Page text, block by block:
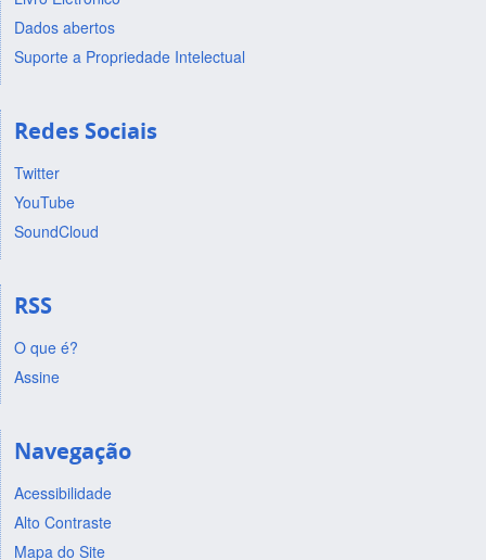
Dados abertos
Suporte a Propriedade Intelectual
Redes Sociais
Twitter
YouTube
SoundCloud
RSS
O que é?
Assine
Navegação
Acessibilidade
Alto Contraste
Mapa do Site